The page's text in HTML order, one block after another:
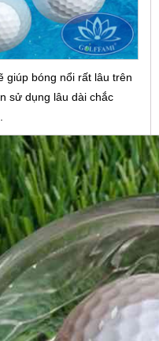
giúp bóng nổi rất lâu trên
sử dụng lâu dài chắc